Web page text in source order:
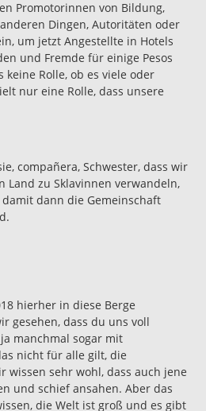
Promotorinnen von Bildung,
Dingen, Autoritäten oder
um jetzt Angestellte in Hotels
und Fremde für einige Pesos
keine Rolle, ob es viele oder
nur eine Rolle, dass unsere
compañera, Schwester, dass wir
Land zu Sklavinnen verwandeln,
dann die Gemeinschaft
hierher in diese Berge
gesehen, dass du uns voll
manchmal sogar mit
nicht für alle gilt, die
wissen sehr wohl, dass auch jene
und schief ansahen. Aber das
die Welt ist groß und es gibt